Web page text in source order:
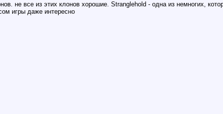
не все из этих клонов хорошие. Stranglehold - одна из немногих,
игры даже интересно